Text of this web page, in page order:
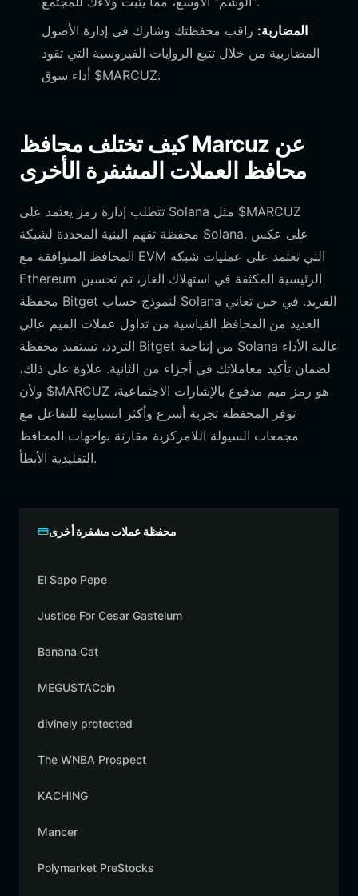
المضاربة: راقب محفظتك وشارك في إدارة الأصول
المضاربية من خلال تتبع الروايات الفيروسية التي تقود
أداء سوق $MARCUZ.
كيف تختلف محافظ Marcuz عن
محافظ العملات المشفرة الأخرى
تتطلب إدارة رمز يعتمد على Solana مثل $MARCUZ
محفظة تفهم البنية المحددة لشبكة Solana. على عكس
المحافظ المتوافقة مع EVM التي تعتمد على عمليات شبكة
Ethereum الرئيسية المكثفة في استهلاك الغاز، تم تحسين
محفظة Bitget لنموذج حساب Solana الفريد. في حين تعاني
العديد من المحافظ القياسية من تداول عملات الميم عالي
التردد، تستفيد محفظة Bitget من إنتاجية Solana عالية الأداء
لضمان تأكيد معاملاتك في أجزاء من الثانية. علاوة على ذلك،
ولأن $MARCUZ هو رمز ميم مدفوع بالإشارات الاجتماعية،
توفر المحفظة تجربة أسرع وأكثر انسيابية للتفاعل مع
مجمعات السيولة اللامركزية مقارنة بواجهات المحافظ
التقليدية الأبطأ.
محفظة عملات مشفرة أخرى
El Sapo Pepe
Justice For Cesar Gastelum
Banana Cat
MEGUSTACoin
divinely protected
The WNBA Prospect
KACHING
Mancer
Polymarket PreStocks